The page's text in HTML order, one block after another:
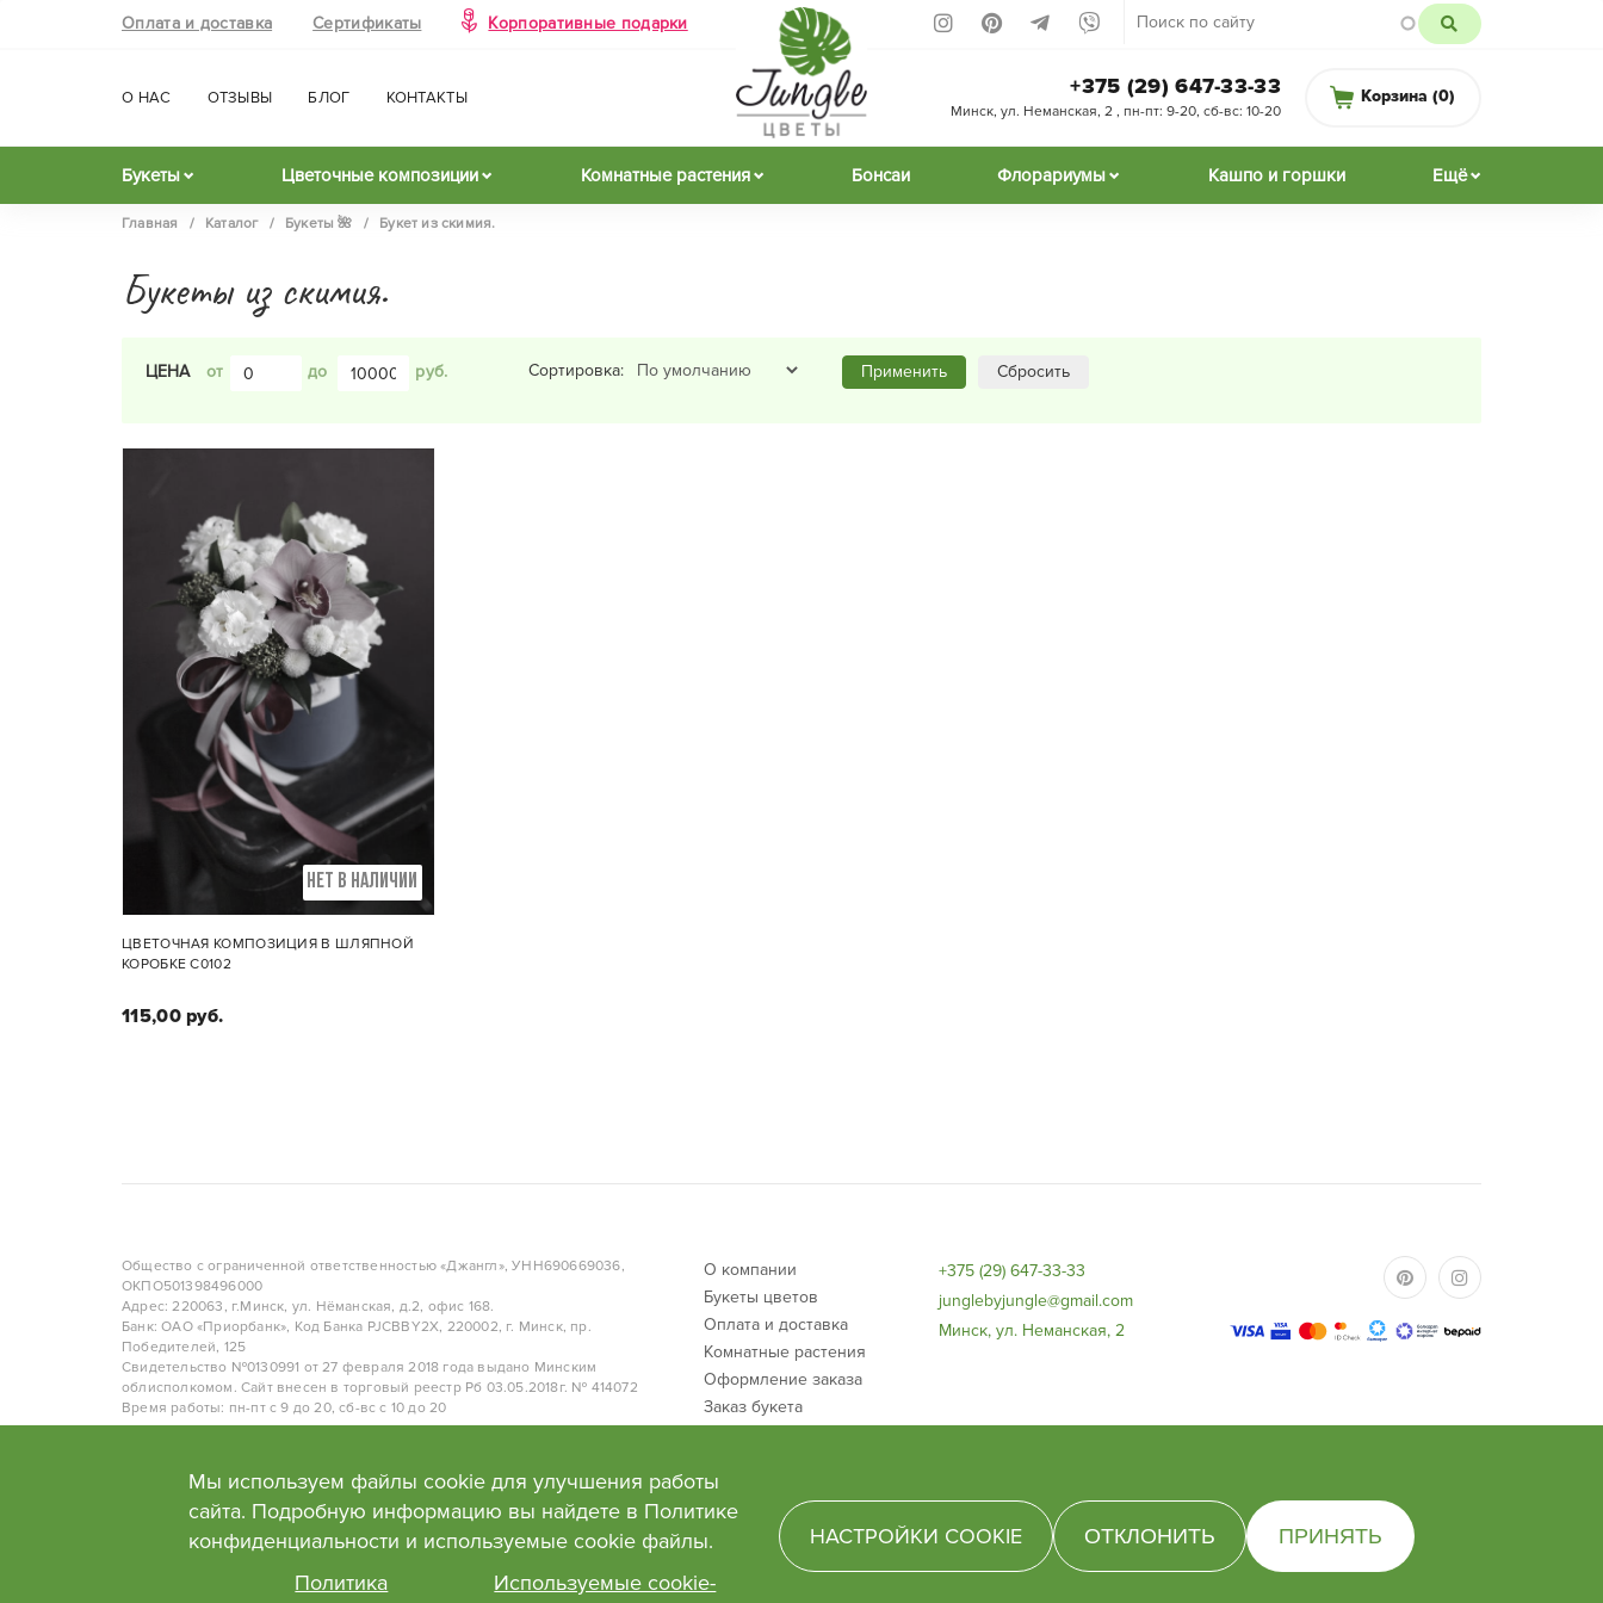
Оплата и доставка Сертификаты Корпоративные подарки
О НАС ОТЗЫВЫ БЛОГ КОНТАКТЫ Корзина (0)
+375 (29) 647-33-33
Минск, ул. Неманская, 2 , пн-пт: 9-20, сб-вс: 10-20
Букеты Цветочные композиции Комнатные растения Бонсаи Флорариумы Кашпо и горшки Ещё
Главная / Каталог / Букеты 🌺 / Букет из скимия.
Букеты из скимия.
ЦЕНА до Сортировка: Применить Сбросить
НЕТ В НАЛИЧИИ
ЦВЕТОЧНАЯ КОМПОЗИЦИЯ В ШЛЯПНОЙ
КОРОБКЕ С0102
115,00 руб.
Общество с ограниченной ответственностью «Джангл», УНН690669036,
ОКПО501398496000
Адрес: 220063, г.Минск, ул. Нёманская, д.2, офис 168.
Банк: ОАО «Приорбанк», Код Банка PJCBBY2X, 220002, г. Минск, пр.
Победителей, 125
Свидетельство №0130991 от 27 февраля 2018 года выдано Минским
облисполкомом. Сайт внесен в торговый реестр Рб 03.05.2018г. № 414072
Время работы: пн-пт с 9 до 20, сб-вс с 10 до 20
О компании
Букеты цветов
Оплата и доставка
Комнатные растения
Оформление заказа
Заказ букета
+375 (29) 647-33-33
junglebyjungle@gmail.com
Минск, ул. Неманская, 2
Мы используем файлы cookie для улучшения работы
сайта. Подробную информацию вы найдете в Политике
конфиденциальности и используемые сооkie файлы.
Политика
Используемые cookie-
НАСТРОЙКИ COOKIE ОТКЛОНИТЬ ПРИНЯТЬ